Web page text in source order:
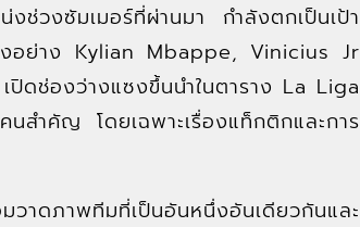
งซัมเมอร์ที่ผ่านมา กำลังตกเป็นเป้า
งอย่าง Kylian Mbappe, Vinicius Jr
ดช่องว่างแซงขึ้นนำในตาราง La Liga
สำคัญ โดยเฉพาะเรื่องแท็กติกและการ
าดภาพทีมที่เป็นอันหนึ่งอันเดียวกันและ